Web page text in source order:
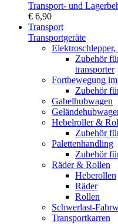
Transport- und
€ 6,90
Transport
Transportgeräte
Zubehör
transporter
Fortbewegung
Zubehör
Gabelhubwagen
Hebelroller &
Zubehör
Palettenhandling
Zubehör
Räder & Rollen
Heberollen
Räder
Rollen
Schwerlast-
Transportkarren